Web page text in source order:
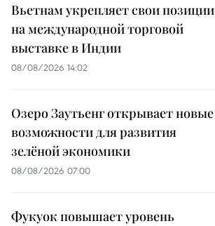
Вьетнам укрепляет свои позиции
на международной торговой
выставке в Индии
08/08/2026 14:02
Озеро Заутьенг открывает новые
возможности для развития
зелёной экономики
08/08/2026 07:00
Фукуок повышает уровень